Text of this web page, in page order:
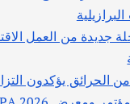
جديدة من العمل
الحرائق يؤكدون